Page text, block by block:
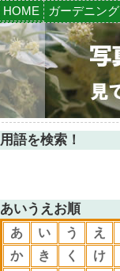
HOME ガーデニング
用語を検索！
あいうえお順
あ い う え
か
き く け